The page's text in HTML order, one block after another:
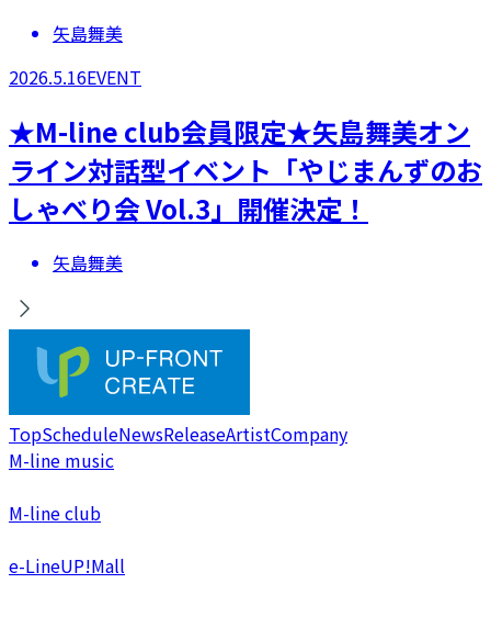
矢島舞美
2026.5.16EVENT
★M-line club会員限定★矢島舞美オン
ライン対話型イベント「やじまんずのお
しゃべり会 Vol.3」開催決定！
矢島舞美
TopScheduleNewsReleaseArtistCompany
M-line music
M-line club
e-LineUP!Mall